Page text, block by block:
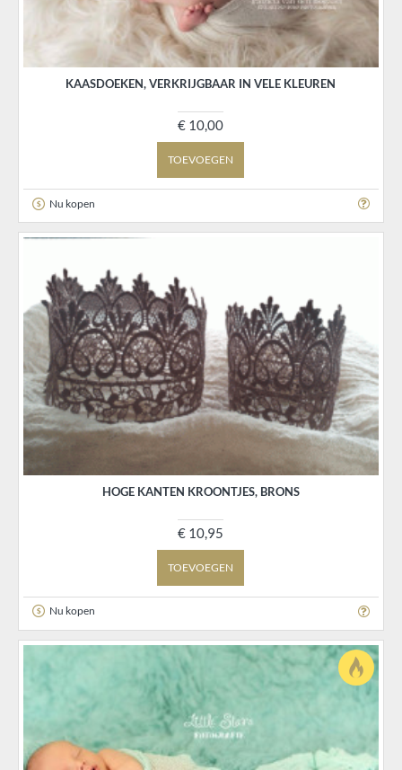
KAASDOEKEN, VERKRIJGBAAR IN VELE KLEUREN
€ 10,00
TOEVOEGEN
Nu kopen
HOGE KANTEN KROONTJES, BRONS
€ 10,95
TOEVOEGEN
Nu kopen